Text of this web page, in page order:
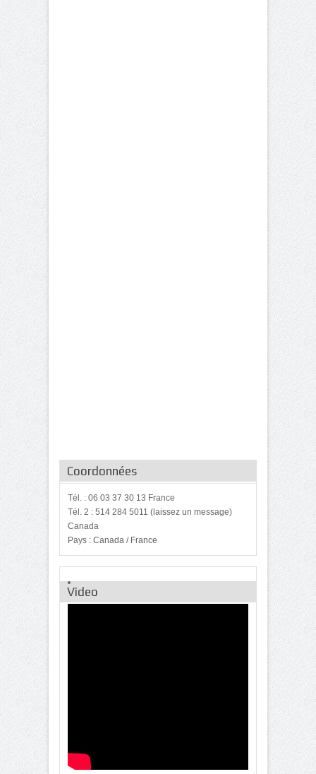
Coordonnées
Tél. : 06 03 37 30 13 France
Tél. 2 : 514 284 5011 (laissez un message)
Canada
Pays : Canada / France
Video